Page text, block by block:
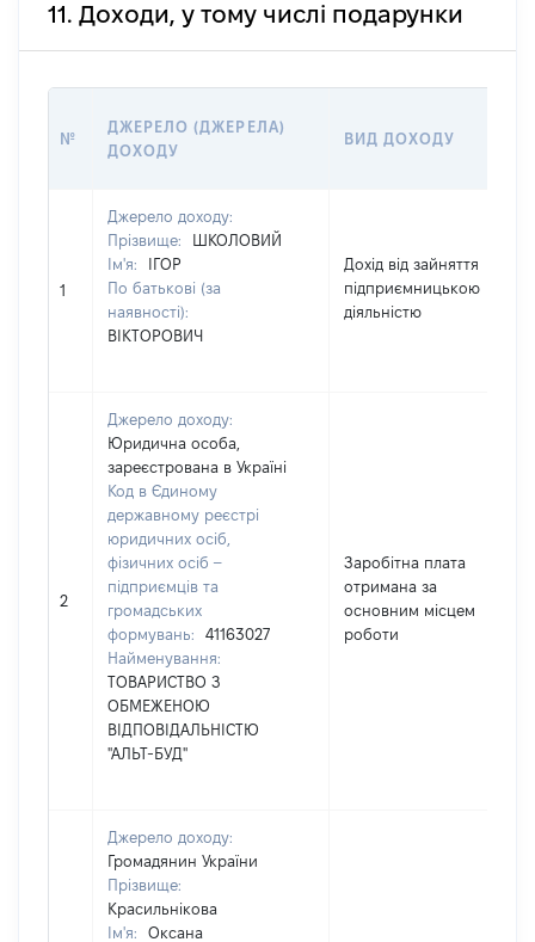
11. Доходи, у тому числі подарунки
№
ДЖЕРЕЛО (ДЖЕРЕЛА)
ДОХОДУ
ВИД ДОХОДУ
1
Джерело доходу:
Прізвище:
ШКОЛОВИЙ
Ім'я:
ІГОР
По батькові (за
наявності):
ВІКТОРОВИЧ
Дохід від зайняття
підприємницькою
діяльністю
2
Джерело доходу:
Юридична особа,
зареєстрована в Україні
Код в Єдиному
державному реєстрі
юридичних осіб,
фізичних осіб –
підприємців та
громадських
формувань:
41163027
Найменування:
ТОВАРИСТВО З
ОБМЕЖЕНОЮ
ВІДПОВІДАЛЬНІСТЮ
"АЛЬТ-БУД"
Заробітна плата
отримана за
основним місцем
роботи
Джерело доходу:
Громадянин України
Прізвище:
Красильнікова
Ім'я:
Оксана